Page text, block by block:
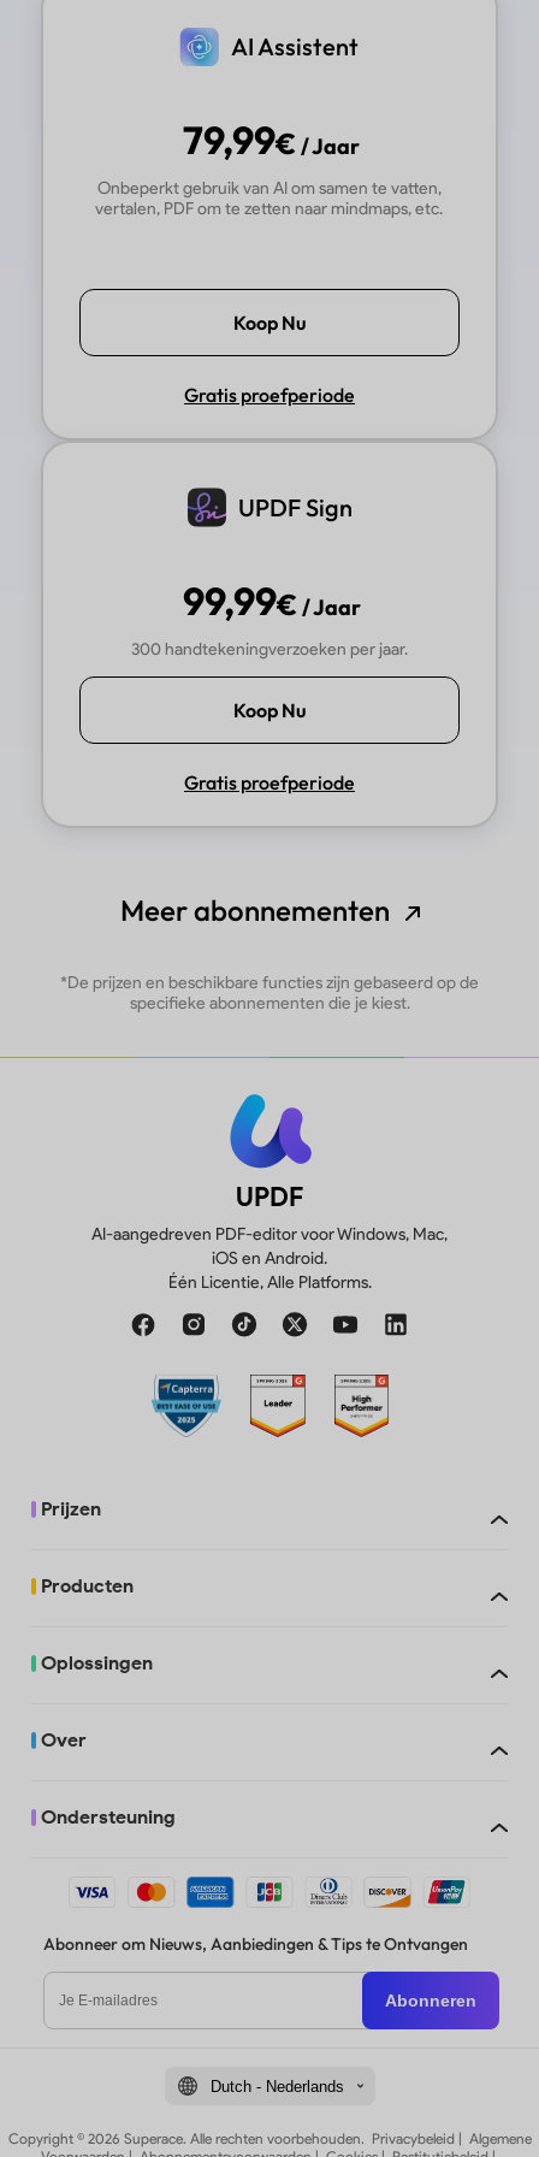
AI Assistent
79,99€ / Jaar
Onbeperkt gebruik van AI om samen te vatten,
vertalen, PDF om te zetten naar mindmaps, etc.
Koop Nu
Gratis proefperiode
UPDF Sign
99,99€ / Jaar
300 handtekeningverzoeken per jaar.
Koop Nu
Gratis proefperiode
Meer abonnementen
*De prijzen en beschikbare functies zijn gebaseerd op de
specifieke abonnementen die je kiest.
UPDF
AI-aangedreven PDF-editor voor Windows, Mac,
iOS en Android.
Één Licentie, Alle Platforms.
Prijzen
Producten
Oplossingen
Over
Ondersteuning
Abonneer om Nieuws, Aanbiedingen & Tips te Ontvangen
Abonneren
Dutch - Nederlands
Copyright © 2026 Superace. Alle rechten voorbehouden. Privacybeleid| Algemene